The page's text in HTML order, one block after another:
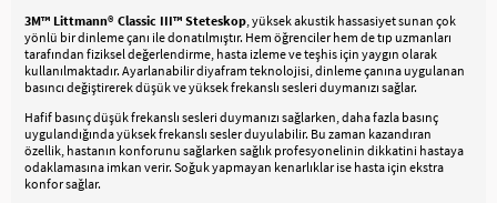
3M™ Littmann® Classic III™ Steteskop , yüksek akustik hassasiyet sunan çok
yönlü bir dinleme çanı ile donatılmıştır. Hem öğrenciler hem de tıp uzmanları
tarafından fiziksel değerlendirme, hasta izleme ve teşhis için yaygın olarak
kullanılmaktadır. Ayarlanabilir diyafram teknolojisi, dinleme çanına uygulanan
basıncı değiştirerek düşük ve yüksek frekanslı sesleri duymanızı sağlar.
Hafif basınç düşük frekanslı sesleri duymanızı sağlarken, daha fazla basınç
uygulandığında yüksek frekanslı sesler duyulabilir. Bu zaman kazandıran
özellik, hastanın konforunu sağlarken sağlık profesyonelinin dikkatini hastaya
odaklamasına imkan verir. Soğuk yapmayan kenarlıklar ise hasta için ekstra
konfor sağlar.